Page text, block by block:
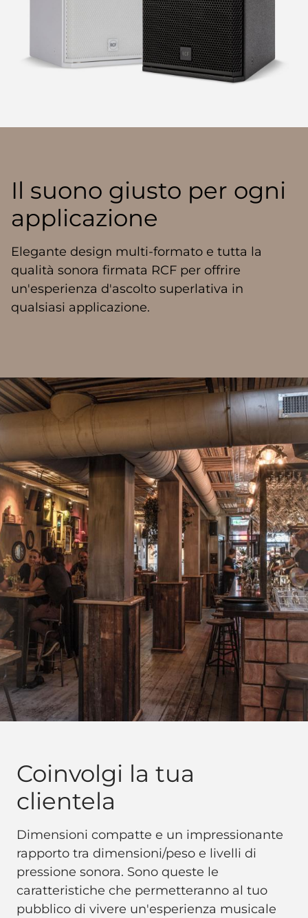
Il suono giusto per ogni
applicazione
Elegante design multi-formato e tutta la
qualità sonora firmata RCF per offrire
un'esperienza d'ascolto superlativa in
qualsiasi applicazione.
Coinvolgi la tua
clientela
Dimensioni compatte e un impressionante
rapporto tra dimensioni/peso e livelli di
pressione sonora. Sono queste le
caratteristiche che permetteranno al tuo
pubblico di vivere un'esperienza musicale